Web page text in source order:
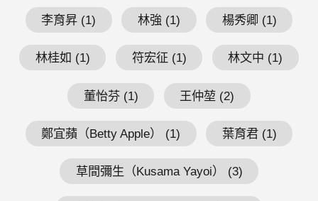
李育昇 (1) 林強 (1) 楊秀卿 (1)
林桂如 (1) 符宏征 (1) 林文中 (1)
董怡芬 (1) 王仲堃 (2)
鄭宜蘋（Betty Apple） (1) 葉育君 (1)
草間彌生（Kusama Yayoi） (3)